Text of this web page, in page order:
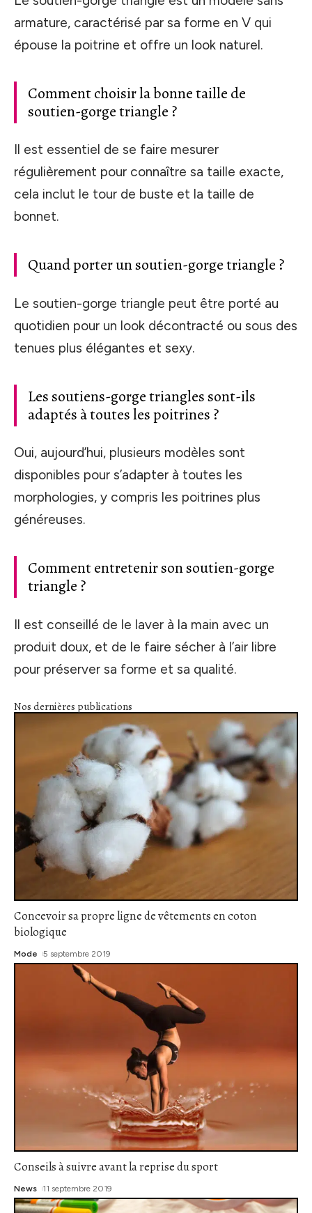
armature, caractérisé par sa forme en V qui
épouse la poitrine et offre un look naturel.
Comment choisir la bonne taille de
soutien-gorge triangle ?
Il est essentiel de se faire mesurer
régulièrement pour connaître sa taille exacte,
cela inclut le tour de buste et la taille de
bonnet.
Quand porter un soutien-gorge triangle ?
Le soutien-gorge triangle peut être porté au
quotidien pour un look décontracté ou sous des
tenues plus élégantes et sexy.
Les soutiens-gorge triangles sont-ils
adaptés à toutes les poitrines ?
Oui, aujourd’hui, plusieurs modèles sont
disponibles pour s’adapter à toutes les
morphologies, y compris les poitrines plus
généreuses.
Comment entretenir son soutien-gorge
triangle ?
Il est conseillé de le laver à la main avec un
produit doux, et de le faire sécher à l’air libre
pour préserver sa forme et sa qualité.
Nos dernières publications
Concevoir sa propre ligne de vêtements en coton
biologique
Mode 5 septembre 2019
Conseils à suivre avant la reprise du sport
News 11 septembre 2019